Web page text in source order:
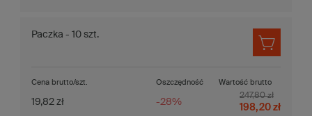
Paczka - 10 szt.
Oszczędność
-28%
Cena brutto/szt.
19,82 zł
Wartość brutto
198,20 zł
247,80 zł